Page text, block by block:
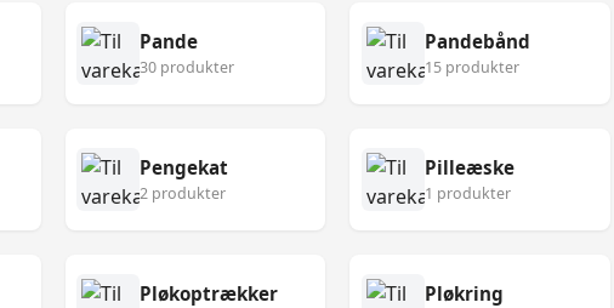
Pande
30 produkter
Pandebånd
15 produkter
Pengekat
2 produkter
Pilleæske
1 produkter
Pløkoptrækker Pløkring